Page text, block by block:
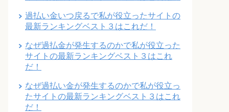
過払い金いつ戻るで私が役立ったサイトの
最新ランキングベスト３はこれだ！
なぜ過払金が発生するのかで私が役立った
サイトの最新ランキングベスト３はこれ
だ！
なぜ過払い金が発生するのかで私が役立っ
たサイトの最新ランキングベスト３はこれ
だ！